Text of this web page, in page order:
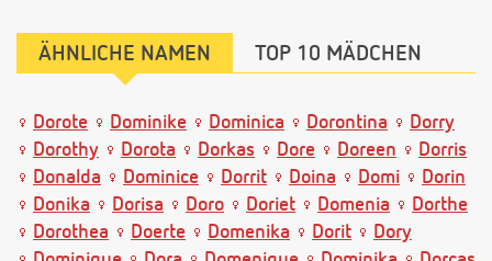
ÄHNLICHE NAMEN TOP 10 MÄDCHEN
Dorote Dominike Dominica Dorontina
Dorry
Dorothy
Dorota Dorkas Dore Doreen
Dorris
Donalda
Dominice Dorrit Doina Domi
Dorin
Donika
Dorisa Doro Doriet Domenia
Dorthe
Dorothea
Doerte Domenika Dorit
Dory